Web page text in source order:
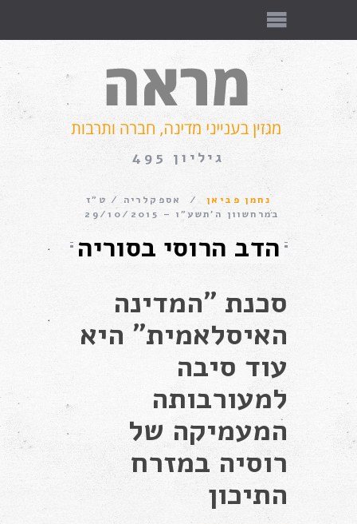
גיליון 495
נחמן פביאן אספקלריה
ט״ז
במרחשוון ה׳תשע״ו – 29/10/2015
הדב הרוסי בסוריה
סכנת "המדינה
האיסלאמית" היא
עוד סיבה
למעורבותה
המעמיקה של
רוסיה במזרח
התיכון